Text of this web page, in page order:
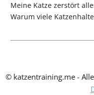
Meine Katze zerstört
Warum viele
© katzentraining.me -